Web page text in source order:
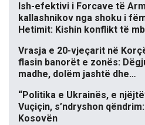
Ish-efektivi i Forcave të
kallashnikov nga shoku i
Hetimit: Kishin konflikt të
Vrasja e 20-vjeçarit në
flasin banorët e zonës:
madhe, dolëm jashtë dhe…
“Politika e Ukrainës, e
Vuçiçin, s’ndryshon
Kosovën